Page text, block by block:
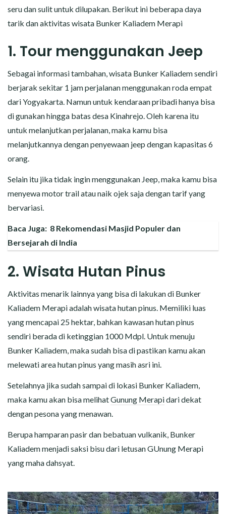
seru dan sulit untuk dilupakan. Berikut ini beberapa daya
tarik dan aktivitas wisata Bunker Kaliadem Merapi
1. Tour menggunakan Jeep
Sebagai informasi tambahan, wisata Bunker Kaliadem sendiri
berjarak sekitar 1 jam perjalanan menggunakan roda empat
dari Yogyakarta. Namun untuk kendaraan pribadi hanya bisa
di gunakan hingga batas desa Kinahrejo. Oleh karena itu
untuk melanjutkan perjalanan, maka kamu bisa
melanjutkannya dengan penyewaan jeep dengan kapasitas 6
orang.
Selain itu jika tidak ingin menggunakan Jeep, maka kamu bisa
menyewa motor trail atau naik ojek saja dengan tarif yang
bervariasi.
Baca Juga: 8 Rekomendasi Masjid Populer dan
Bersejarah di India
2. Wisata Hutan Pinus
Aktivitas menarik lainnya yang bisa di lakukan di Bunker
Kaliadem Merapi adalah wisata hutan pinus. Memiliki luas
yang mencapai 25 hektar, bahkan kawasan hutan pinus
sendiri berada di ketinggian 1000 Mdpl. Untuk menuju
Bunker Kaliadem, maka sudah bisa di pastikan kamu akan
melewati area hutan pinus yang masih asri ini.
Setelahnya jika sudah sampai di lokasi Bunker Kaliadem,
maka kamu akan bisa melihatGunung Merapidari dekat
dengan pesona yang menawan.
Berupa hamparan pasir dan bebatuan vulkanik, Bunker
Kaliadem menjadi saksi bisu dari letusan GUnung Merapi
yang maha dahsyat.